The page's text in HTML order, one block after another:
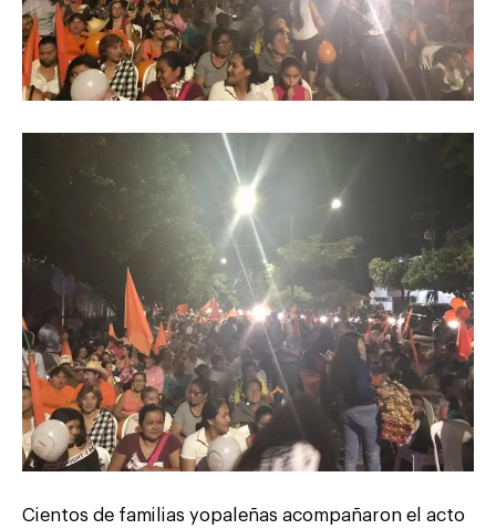
Cientos de familias yopaleñas acompañaron el acto